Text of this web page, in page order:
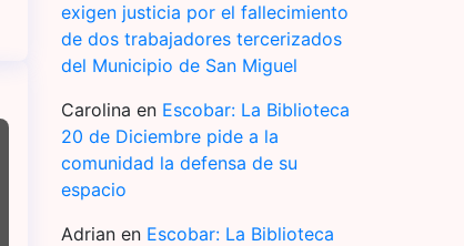
exigen justicia por el fallecimiento
de dos trabajadores tercerizados
del Municipio de San Miguel
Carolina en Escobar: La Biblioteca
20 de Diciembre pide a la
comunidad la defensa de su
espacio
Adrianen Escobar: La Biblioteca